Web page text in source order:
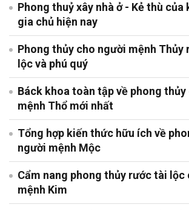
Phong thuỷ xây nhà ở - Kẻ thù của
gia chủ hiện nay
Phong thủy cho người mệnh Thủy
lộc và phú quý
Báck khoa toàn tập về phong
mệnh Thổ mới nhất
Tổng hợp kiến thức hữu ích về
người mệnh Mộc
Cẩm nang phong thủy rước tài lộc
mệnh Kim